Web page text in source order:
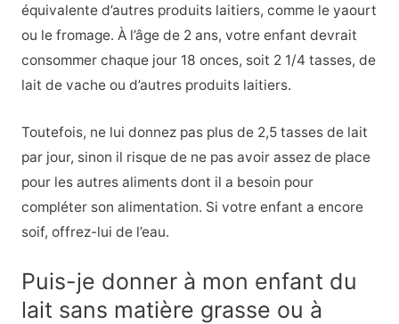
équivalente d’autres produits laitiers, comme le yaourt
ou le fromage. À l’âge de 2 ans, votre enfant devrait
consommer chaque jour 18 onces, soit 2 1/4 tasses, de
lait de vache ou d’autres produits laitiers.
Toutefois, ne lui donnez pas plus de 2,5 tasses de lait
par jour, sinon il risque de ne pas avoir assez de place
pour les autres aliments dont il a besoin pour
compléter son alimentation. Si votre enfant a encore
soif, offrez-lui de l’eau.
Puis-je donner à mon enfant du
lait sans matière grasse ou à